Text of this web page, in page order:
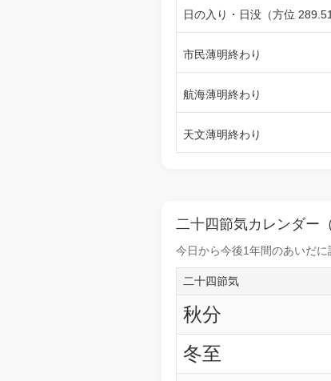
日の入り・日没（方位
市民薄明終わり
航海薄明終わり
天文薄明終わり
二十四節気カレンダー
今日から今後1年間のあいだに
二十四節気
秋分
冬至